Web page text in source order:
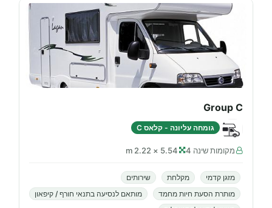
Group C
גומחה עליונה - קלאס C
מקומות שינה 4 5.54 × 2.22 m
מזגן קדמי מקלחת
שירותים
מותרת הסעת חיות מחמד
מותאם לנסיעה בתנאי חורף / קיפאון